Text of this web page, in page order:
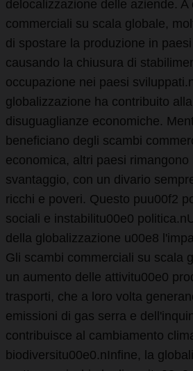
delocalizzazione delle aziende.
commerciali su scala globale,
di spostare la produzione in
causando la chiusura di
occupazione nei paesi
globalizzazione ha contribuito
disuguaglianze economiche.
beneficiano degli scambi
economica, altri paesi
svantaggio, con un divario
ricchi e poveri. Questo puu00f2
sociali e instabilitu00e0
della globalizzazione u00e8
Gli scambi commerciali su scala
un aumento delle attivitu00e0
trasporti, che a loro volta
emissioni di gas serra e
contribuisce al cambiamento
biodiversitu00e0.nInfine, la